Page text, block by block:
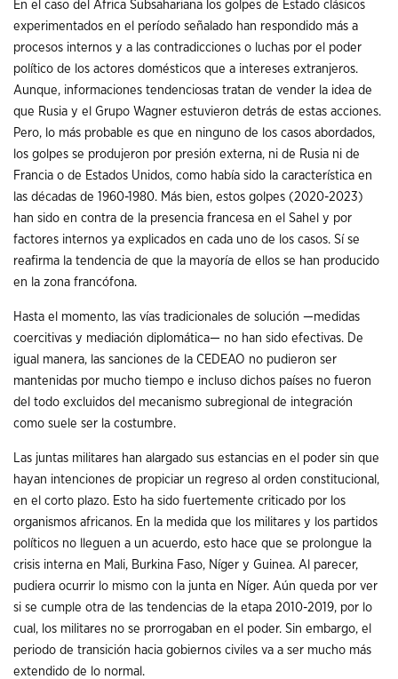
En el caso del África Subsahariana los golpes de Estado clásicos
experimentados en el período señalado han respondido más a
procesos internos y a las contradicciones o luchas por el poder
político de los actores domésticos que a intereses extranjeros.
Aunque, informaciones tendenciosas tratan de vender la idea de
que Rusia y el Grupo Wagner estuvieron detrás de estas acciones.
Pero, lo más probable es que en ninguno de los casos abordados,
los golpes se produjeron por presión externa, ni de Rusia ni de
Francia o de Estados Unidos, como había sido la característica en
las décadas de 1960-1980. Más bien, estos golpes (2020-2023)
han sido en contra de la presencia francesa en el Sahel y por
factores internos ya explicados en cada uno de los casos. Sí se
reafirma la tendencia de que la mayoría de ellos se han producido
en la zona francófona.
Hasta el momento, las vías tradicionales de solución —medidas
coercitivas y mediación diplomática— no han sido efectivas. De
igual manera, las sanciones de la CEDEAO no pudieron ser
mantenidas por mucho tiempo e incluso dichos países no fueron
del todo excluidos del mecanismo subregional de integración
como suele ser la costumbre.
Las juntas militares han alargado sus estancias en el poder sin que
hayan intenciones de propiciar un regreso al orden constitucional,
en el corto plazo. Esto ha sido fuertemente criticado por los
organismos africanos. En la medida que los militares y los partidos
políticos no lleguen a un acuerdo, esto hace que se prolongue la
crisis interna en Mali, Burkina Faso, Níger y Guinea. Al parecer,
pudiera ocurrir lo mismo con la junta en Níger. Aún queda por ver
si se cumple otra de las tendencias de la etapa 2010-2019, por lo
cual, los militares no se prorrogaban en el poder. Sin embargo, el
periodo de transición hacia gobiernos civiles va a ser mucho más
extendido de lo normal.